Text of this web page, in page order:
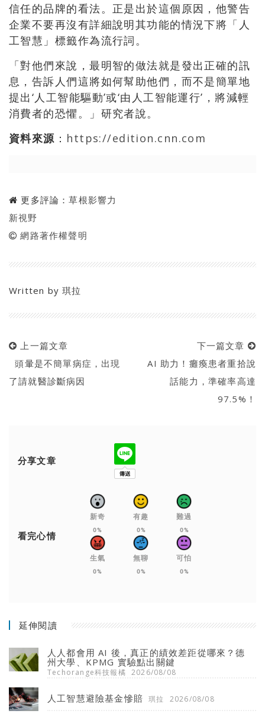
信任的品牌的看法。正是出於這個原因，他警告
企業不要再沒有詳細說明其功能的情況下將「人
工智慧」標籤作為流行詞。
「對他們來說，最明智的做法就是發出正確的訊
息，告訴人們這將如何幫助他們，而不是簡單地
提出‘人工智能驅動’或‘由人工智能運行’，將減輕
消費者的恐懼。」研究者說。
資料來源 ： https://edition.cnn.com
更多評論：草根影響力
新視野
網路著作權聲明
Written by琪拉
上一篇文章
頭暈是不簡單病症，出現
了請就醫診斷病因
下一篇文章
AI 助力！癱瘓患者重拾說
話能力，準確率高達
97.5%！
分享文章
看完心情
新奇
0%
有趣
0%
難過
0%
生氣
0%
無聊
0%
可怕
0%
延伸閱讀
人人都會用 AI 後，真正的績效差距從哪來？德
州大學、KPMG 實驗點出關鍵
Techorange科技報橘 2026/08/08
人工智慧避險基金慘賠 琪拉 2026/08/08